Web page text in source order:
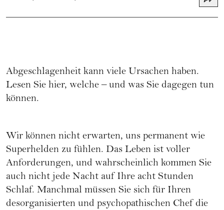
Abgeschlagenheit kann viele Ursachen haben.
Lesen Sie hier, welche – und was Sie dagegen tun
können.
Wir können nicht erwarten, uns permanent wie
Superhelden zu fühlen. Das Leben ist voller
Anforderungen, und wahrscheinlich kommen Sie
auch nicht jede Nacht auf Ihre acht Stunden
Schlaf. Manchmal müssen Sie sich für Ihren
desorganisierten und psychopathischen Chef die